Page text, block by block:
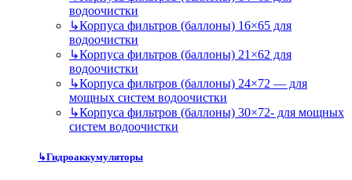
водоочистки
↳Корпуса фильтров (баллоны) 16×65 для
водоочистки
↳Корпуса фильтров (баллоны) 21×62 для
водоочистки
↳Корпуса фильтров (баллоны) 24×72 — для
мощных систем водоочистки
↳Корпуса фильтров (баллоны) 30×72- для мощных
систем водоочистки
↳Гидроаккумуляторы